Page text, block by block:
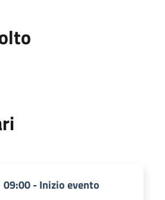
09:00 - Inizio evento